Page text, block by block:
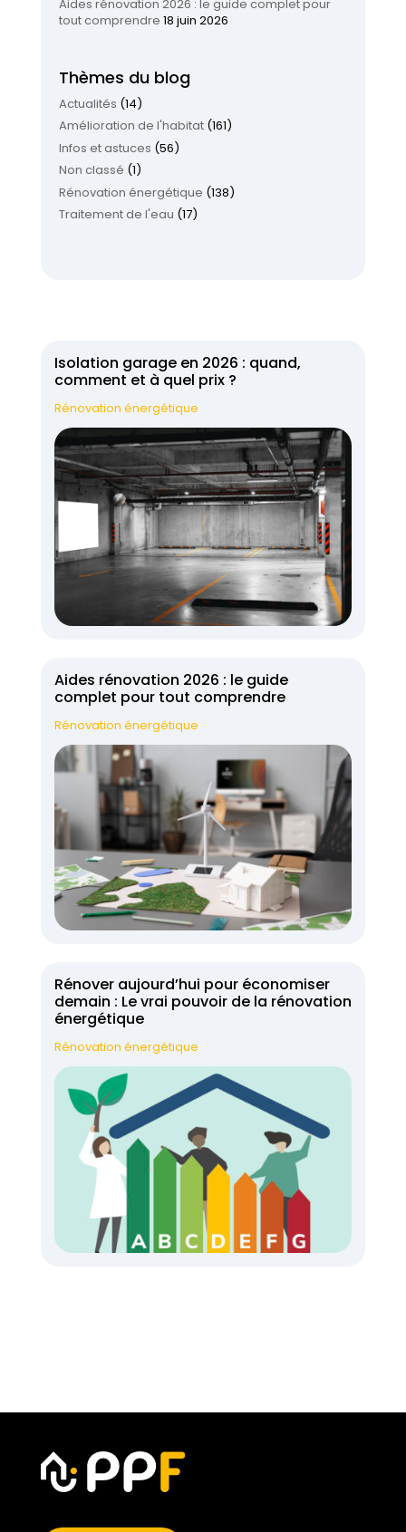
Aides rénovation 2026 : le guide complet pour
tout comprendre 18 juin 2026
Thèmes du blog
Actualités (14)
Amélioration de l'habitat(161)
Infos et astuces (56)
Non classé (1)
Rénovation énergétique (138)
Traitement de l'eau (17)
Isolation garage en 2026 : quand,
comment et à quel prix ?
Rénovation énergétique
Aides rénovation 2026 : le guide
complet pour tout comprendre
Rénovation énergétique
Rénover aujourd’hui pour économiser
demain : Le vrai pouvoir de la rénovation
énergétique
Rénovation énergétique